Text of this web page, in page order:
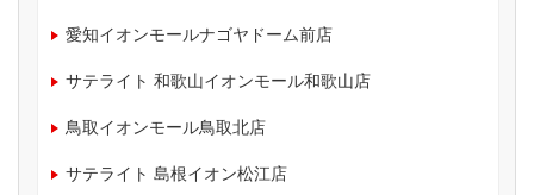
愛知イオンモールナゴヤドーム前店
サテライト 和歌山イオンモール和歌山店
鳥取イオンモール鳥取北店
サテライト 島根イオン松江店